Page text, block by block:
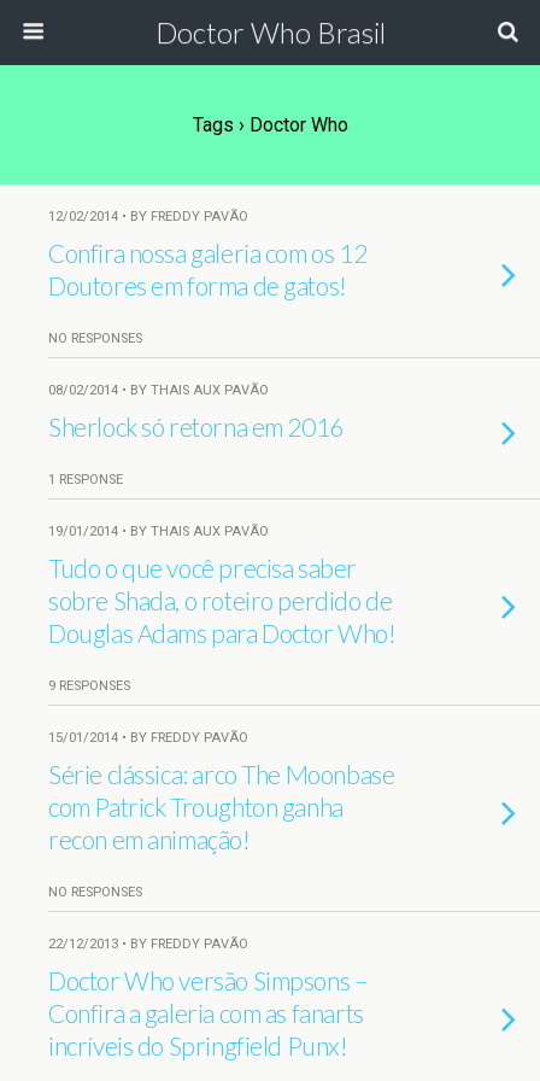
Doctor Who Brasil
Tags › Doctor Who
12/02/2014 • BY FREDDY PAVÃO
Confira nossa galeria com os 12
Doutores em forma de gatos!
NO RESPONSES
08/02/2014 • BY THAIS AUX PAVÃO
Sherlock só retorna em 2016
1 RESPONSE
19/01/2014 • BY THAIS AUX PAVÃO
Tudo o que você precisa saber
sobre Shada, o roteiro perdido de
Douglas Adams para Doctor Who!
9 RESPONSES
15/01/2014 • BY FREDDY PAVÃO
Série clássica: arco The Moonbase
com Patrick Troughton ganha
recon em animação!
NO RESPONSES
22/12/2013 • BY FREDDY PAVÃO
Doctor Who versão Simpsons –
Confira a galeria com as fanarts
incríveis do Springfield Punx!